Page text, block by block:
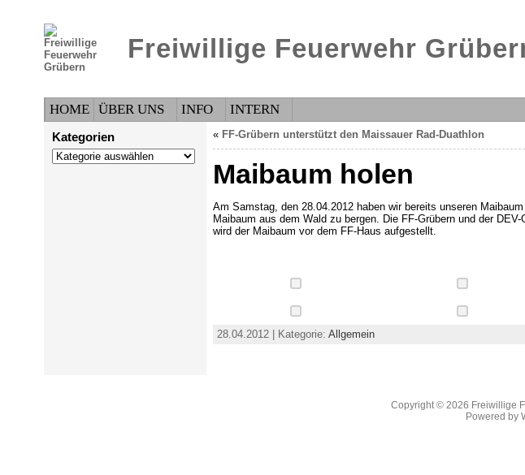
Freiwillige Feuerwehr
HOME ÜBER UNS INFO INTERN
Kategorien
Kategorien
« FF-Grübern unterstützt den Maissauer Rad-Duathlon
Maibaum holen
Am Samstag, den 28.04.2012 haben wir bereits unseren
Maibaum aus dem Wald zu bergen. Die FF-Grübern und der
wird der Maibaum vor dem FF-Haus aufgestellt.
28.04.2012 | Kategorie: Allgemein
Copyright © 2026 Freiwillige
Powered by